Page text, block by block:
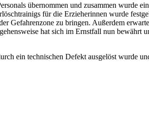
übernommen und zusammen wurde
für die Erzieherinnen wurde
Gefahrenzone zu bringen. Außerdem
hat sich im Ernstfall nun bewährt
ein technischen Defekt ausgelöst wurde